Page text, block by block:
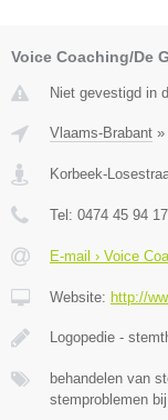
Voice Coaching/De
Niet gevestigd in
Vlaams-Brabant »
Korbeek-
Tel: 0474 45 94 17
E-mail › Voice
Website: http://
Logopedie -
behandelen van
stemproblemen bij